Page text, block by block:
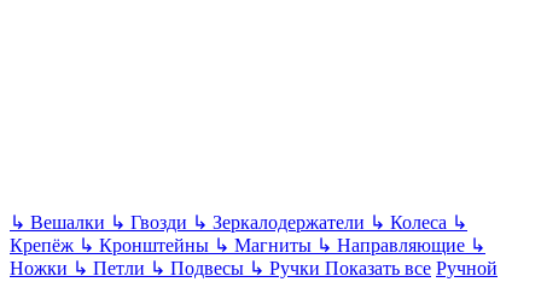
↳ Вешалки ↳ Гвозди ↳ Зеркалодержатели ↳ Колеса ↳
Крепёж ↳ Кронштейны ↳ Магниты ↳ Направляющие ↳
Ножки ↳ Петли ↳ Подвесы ↳ Ручки Показать все Ручной